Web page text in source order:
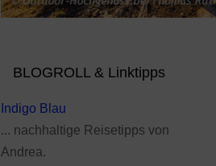
BLOGROLL & Linktipps
Indigo Blau
... nachhaltige Reisetipps von
Andrea.